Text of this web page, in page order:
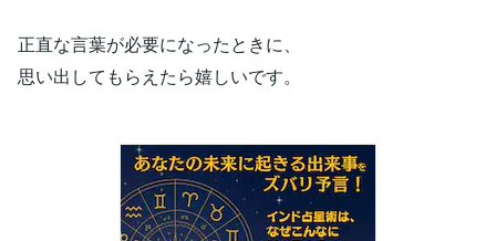
正直な言葉が必要になったときに、
思い出してもらえたら嬉しいです。